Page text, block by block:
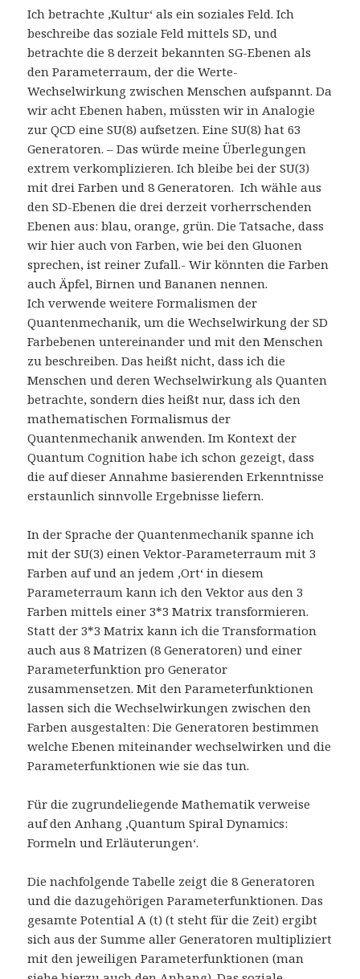
Ich betrachte ‚Kultur‘ als ein soziales Feld. Ich
beschreibe das soziale Feld mittels SD, und
betrachte die 8 derzeit bekannten SG-Ebenen als
den Parameterraum, der die Werte-
Wechselwirkung zwischen Menschen aufspannt. Da
wir acht Ebenen haben, müssten wir in Analogie
zur QCD eine SU(8) aufsetzen. Eine SU(8) hat 63
Generatoren. – Das würde meine Überlegungen
extrem verkomplizieren. Ich bleibe bei der SU(3)
mit drei Farben und 8 Generatoren. Ich wähle aus
den SD-Ebenen die drei derzeit vorherrschenden
Ebenen aus: blau, orange, grün. Die Tatsache, dass
wir hier auch von Farben, wie bei den Gluonen
sprechen, ist reiner Zufall.- Wir könnten die Farben
auch Äpfel, Birnen und Bananen nennen.
Ich verwende weitere Formalismen der
Quantenmechanik, um die Wechselwirkung der SD
Farbebenen untereinander und mit den Menschen
zu beschreiben. Das heißt nicht, dass ich die
Menschen und deren Wechselwirkung als Quanten
betrachte, sondern dies heißt nur, dass ich den
mathematischen Formalismus der
Quantenmechanik anwenden. Im Kontext der
Quantum Cognition habe ich schon gezeigt, dass
die auf dieser Annahme basierenden Erkenntnisse
erstaunlich sinnvolle Ergebnisse liefern.
In der Sprache der Quantenmechanik spanne ich
mit der SU(3) einen Vektor-Parameterraum mit 3
Farben auf und an jedem ‚Ort‘ in diesem
Parameterraum kann ich den Vektor aus den 3
Farben mittels einer 3*3 Matrix transformieren.
Statt der 3*3 Matrix kann ich die Transformation
auch aus 8 Matrizen (8 Generatoren) und einer
Parameterfunktion pro Generator
zusammensetzen. Mit den Parameterfunktionen
lassen sich die Wechselwirkungen zwischen den
Farben ausgestalten: Die Generatoren bestimmen
welche Ebenen miteinander wechselwirken und die
Parameterfunktionen wie sie das tun.
Für die zugrundeliegende Mathematik verweise
auf den Anhang ‚Quantum Spiral Dynamics:
Formeln und Erläuterungen‘.
Die nachfolgende Tabelle zeigt die 8 Generatoren
und die dazugehörigen Parameterfunktionen. Das
gesamte Potential A (t) (t steht für die Zeit) ergibt
sich aus der Summe aller Generatoren multipliziert
mit den jeweiligen Parameterfunktionen (man